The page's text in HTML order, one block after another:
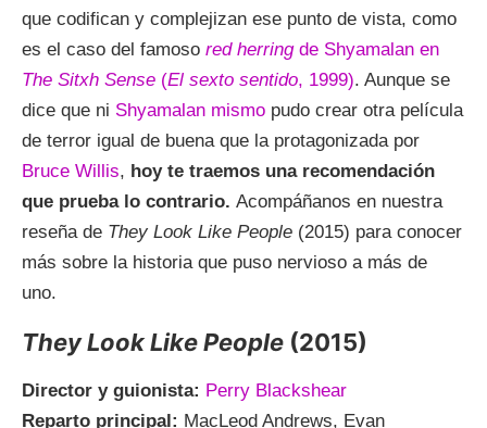
que codifican y complejizan ese punto de vista, como
es el caso del famoso red herringde Shyamalan en
The Sitxh Sense (El sexto sentido, 1999). Aunque se
dice que ni Shyamalan mismo pudo crear otra película
de terror igual de buena que la protagonizada por
Bruce Willis, hoy te traemos una recomendación
que prueba lo contrario. Acompáñanos en nuestra
reseña de They Look Like People (2015) para conocer
más sobre la historia que puso nervioso a más de
uno.
They Look Like People (2015)
Director y guionista: Perry Blackshear
Reparto principal: MacLeod Andrews, Evan